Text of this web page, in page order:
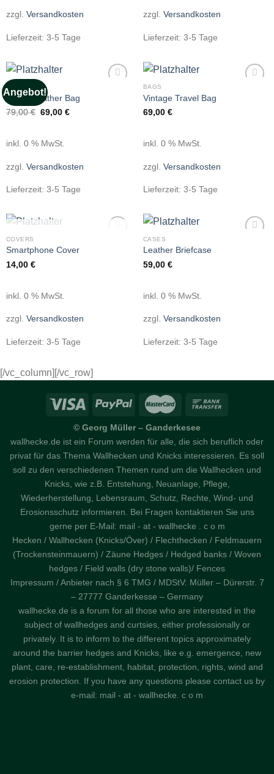
zzgl. Versandkosten
Lieferzeit: 3-5 Tage
zzgl. Versandkosten
Lieferzeit: 3-5 Tage
Angebot!
Travel Leather Bag
79,00€ Ursprünglicher
69,00 €Aktueller
inkl. 0 % MwSt.
zzgl. Versandkosten
Lieferzeit: 3-5 Tage
BAGS
Vintage Travel Bag
69,00 €
inkl. 0 % MwSt.
zzgl. Versandkosten
Lieferzeit: 3-5 Tage
NICHT VORRÄTIG
COVERS
Smartphone Cover
14,00 €
inkl. 0 % MwSt.
zzgl. Versandkosten
Lieferzeit: 3-5 Tage
CASES
Leather Briefcase
59,00 €
inkl. 0 % MwSt.
zzgl. Versandkosten
Lieferzeit: 3-5 Tage
[/vc_column][/vc_row]
© Georg Müller – Ganderkesee
wallhecke.de ist ein Forum werden für alle, die sich beruflich oder
privat für das Thema Wallhecken und Knicks interessieren. Es soll
soll zu den verschiedenen Themen rund um die Wallhecken und
Knicks, wie z.B. Entstehung, Neuanlage, Pflege,
Wiederherstellung, Lebensraum, Schutz, Rechte, Wind- und
Erosionsschutz informieren. Bei Fragen kontaktieren Sie uns
gerne per E-Mail: mail - at - wallhecke . c o m
Hecken / Wallhecken (Knicks/Över) / Flechthecken / Feldmauern
(Trockensteinmauern) / Zäune Hedges / Hedged banks / Woven
hedges / Field walls (dry stone walls)/ Fences
Impressum / Anbieter nach § 6 TMG / MDStV: Müller – Dürerstr. 7
– 27777 Ganderkesse – Germany
wallhecke.de is a forum for all those who are interested in the
subject of wallhedges and curtsies, either professionally or
privately. It is to inform to the different topics approximately
around the barrier hedges and Knicks, like e.g. emergence, new
plant, care, re-establishment, habitat, protection, rights, wind and
erosion protection. If you have any questions please contact us by
e-mail: mail - at - wallhecke. c o m